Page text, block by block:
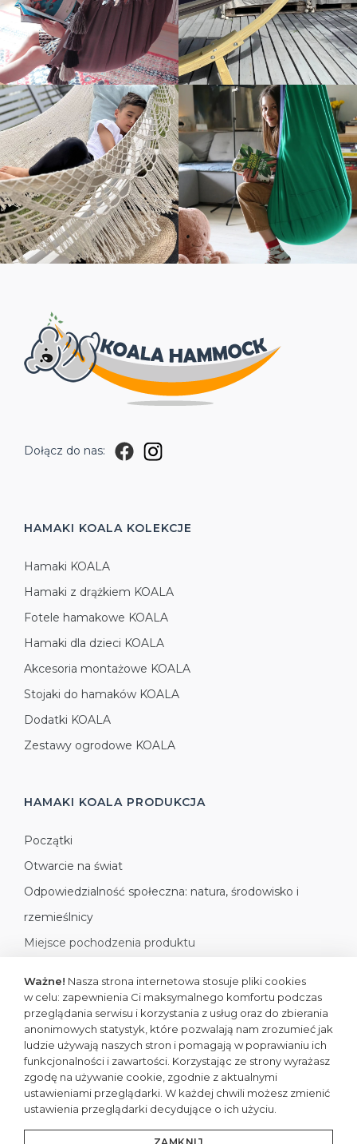
Dołącz do nas:
HAMAKI KOALA KOLEKCJE
Hamaki KOALA
Hamaki z drążkiem KOALA
Fotele hamakowe KOALA
Hamaki dla dzieci KOALA
Akcesoria montażowe KOALA
Stojaki do hamaków KOALA
Dodatki KOALA
Zestawy ogrodowe KOALA
HAMAKI KOALA PRODUKCJA
Początki
Otwarcie na świat
Odpowiedzialność społeczna: natura, środowisko i
rzemieślnicy
Miejsce pochodzenia produktu
All rights reserved
Copyright © 2026 koalahammock.com
Ważne! Nasza strona internetowa stosuje pliki cookies
w celu: zapewnienia Ci maksymalnego komfortu podczas
przeglądania serwisu i korzystania z usług oraz do zbierania
anonimowych statystyk, które pozwalają nam zrozumieć jak
ludzie używają naszych stron i pomagają w poprawianiu ich
funkcjonalności i zawartości. Korzystając ze strony wyrażasz
zgodę na używanie cookie, zgodnie z aktualnymi
ustawieniami przeglądarki. W każdej chwili możesz zmienić
ustawienia przeglądarki decydujące o ich użyciu.